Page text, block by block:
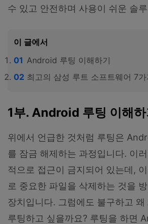
수 있고 안전하며 사용이 쉬운 솔
이 글에서
Android 루팅 이해하기
최고의 삼성 루트 소프트웨어 7가
1부. Android 루팅 이해하
위에서 언급한 것처럼 루팅은
를 잠금 해제하는 과정입니다. 이
적으로 접근이 금지되어 있는데,
로 중요한 파일을 삭제하는 것을
장치입니다. 그럼에도 불구하고
루팅하고 싶을까요? 루팅을 하면